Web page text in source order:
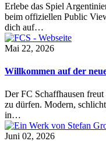
Erlebe das Spiel
beim offiziellen Public
dich auf…
Mai 22, 2026
Willkommen auf der
Der FC Schaffhausen freut
zu dürfen. Modern,
in…
Juni 02, 2026